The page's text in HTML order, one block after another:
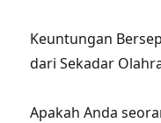
Keuntungan
dari Sekadar
Apakah Anda